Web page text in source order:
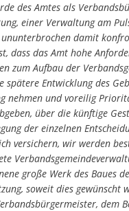
des Amtes als
einer Verwaltung am
damit
dass das Amt hohe
zum Aufbau der
spätere Entwicklung des
nehmen und voreilig
über die künftige
der einzelnen
versichern, wir werden
große Werk des Baues
soweit dies
dem